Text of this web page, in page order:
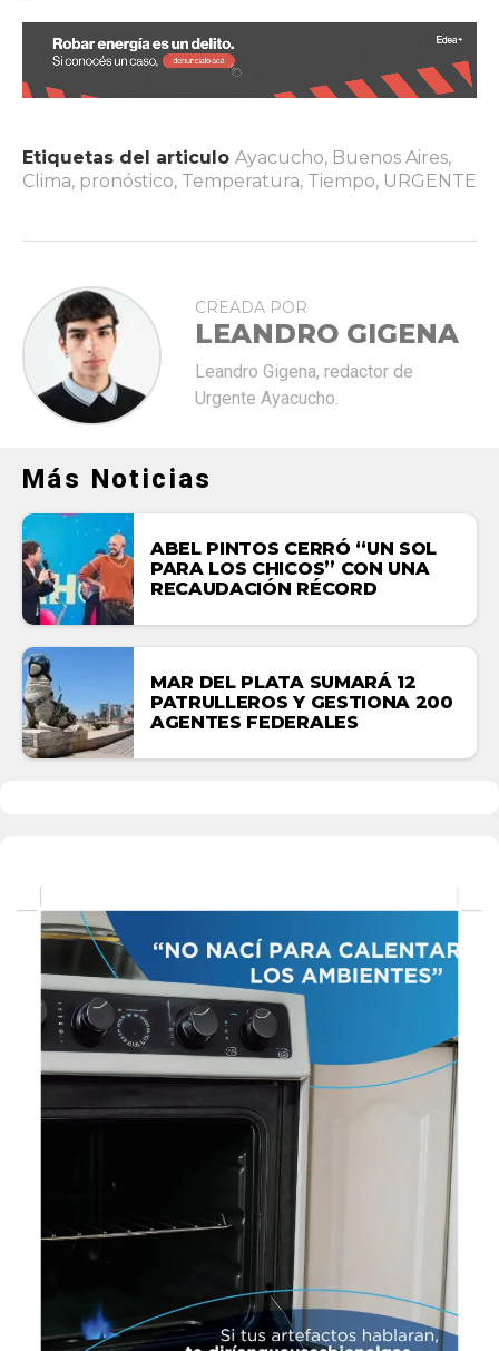
Etiquetas del articulo Ayacucho, Buenos Aires,
Clima, pronóstico, Temperatura, Tiempo, URGENTE
CREADA POR
LEANDRO GIGENA
Leandro Gigena, redactor de
Urgente Ayacucho.
Más Noticias
ABEL PINTOS CERRÓ “UN SOL
PARA LOS CHICOS” CON UNA
RECAUDACIÓN RÉCORD
MAR DEL PLATA SUMARÁ 12
PATRULLEROS Y GESTIONA 200
AGENTES FEDERALES